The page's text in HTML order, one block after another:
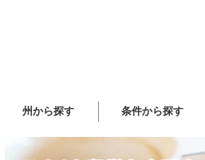
州から探す 条件から探す